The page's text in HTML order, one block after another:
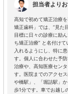
担当者より
高知で初めて矯正治療
矯正歯科」では、“見た
目標に日々の診療に励
ち矯正治療” と名付け
入れるようにし、特に
す。個人に合わせた予
治療や、高知医療セン
す。医院までのアクセ
や橋駅」、「堀詰駅」
歩1分です。車でお越し